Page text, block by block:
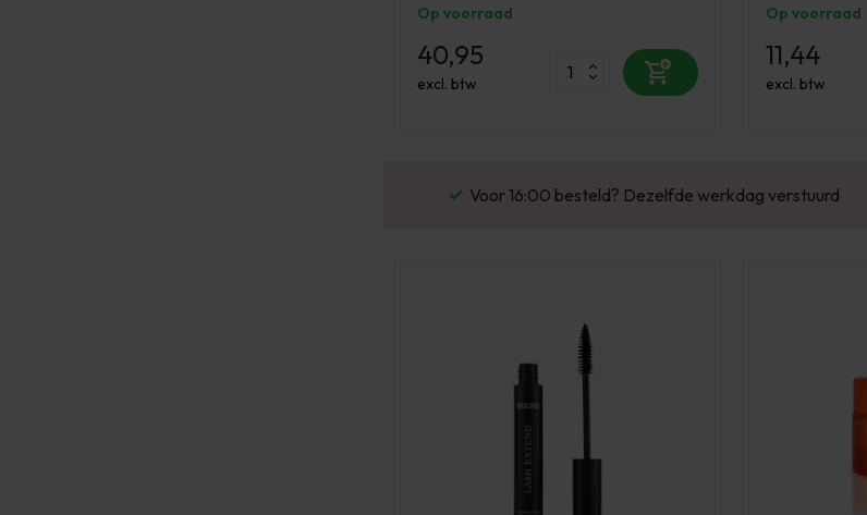
Op voorraad
40,95
excl. btw
Op voorraad
11,44
excl. btw
Enorm assortiment & alle bekende merken